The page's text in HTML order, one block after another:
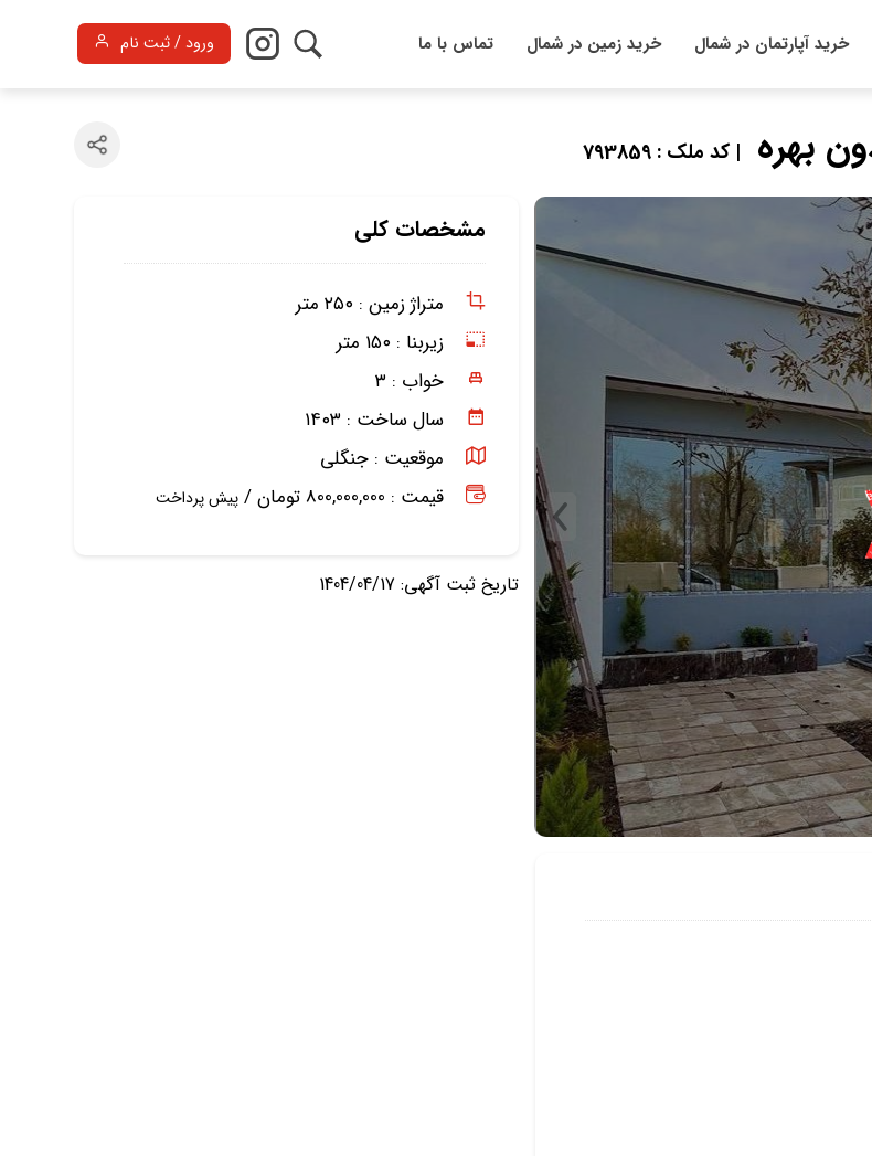
خرید آپارتمان در شمال خرید زمین در شمال تماس با ما ورود / ثبت نام
| کد ملک : 793859
مشخصات کلی
متراژ زمین : ۲۵۰ متر
زیربنا : ۱۵۰ متر
خواب : ۳
سال ساخت : ۱۴۰۳
موقعیت : جنگلی
قیمت : 800,000,000 تومان /
پیش پرداخت
تاریخ ثبت آگهی: 1404/04/17